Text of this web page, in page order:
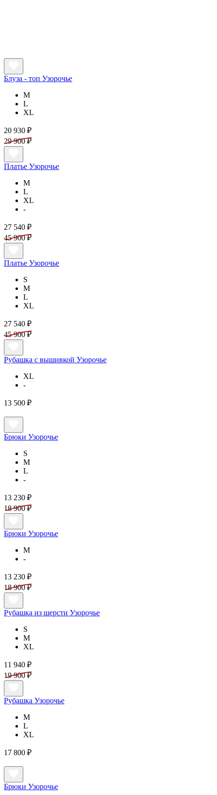
Блуза - топ Узорочье
M
L
XL
20 930 ₽
29 900 ₽
Платье Узорочье
M
L
XL
-
27 540 ₽
45 900 ₽
Платье Узорочье
S
M
L
XL
27 540 ₽
45 900 ₽
Рубашка с вышивкой Узорочье
XL
-
13 500 ₽
Брюки Узорочье
S
M
L
-
13 230 ₽
18 900 ₽
Брюки Узорочье
M
-
13 230 ₽
18 900 ₽
Рубашка из шерсти Узорочье
S
M
XL
11 940 ₽
19 900 ₽
Рубашка Узорочье
M
L
XL
17 800 ₽
Брюки Узорочье